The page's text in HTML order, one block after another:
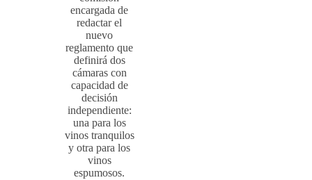
encargada de
redactar el
nuevo
reglamento que
definirá dos
cámaras con
capacidad de
decisión
independiente:
una para los
vinos tranquilos
y otra para los
vinos
espumosos.